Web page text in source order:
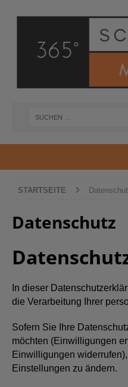
STARTSEITE
Datenschutz
In dieser
die Verarbeitung Ihrer
Sofern Sie Ihre
möchten (Einwilligungen
Einwilligungen
Einstellungen zu ändern.